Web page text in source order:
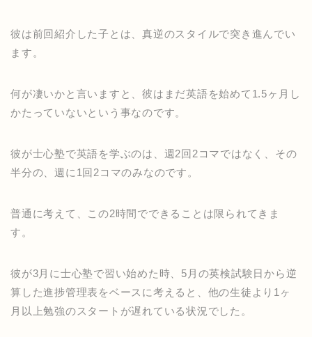
彼は前回紹介した子とは、真逆のスタイルで突き進んでい
ます。
何が凄いかと言いますと、彼はまだ英語を始めて1.5ヶ月し
かたっていないという事なのです。
彼が士心塾で英語を学ぶのは、週2回2コマではなく、その
半分の、週に1回2コマのみなのです。
普通に考えて、この2時間でできることは限られてきま
す。
彼が3月に士心塾で習い始めた時、5月の英検試験日から逆
算した進捗管理表をベースに考えると、他の生徒より1ヶ
月以上勉強のスタートが遅れている状況でした。